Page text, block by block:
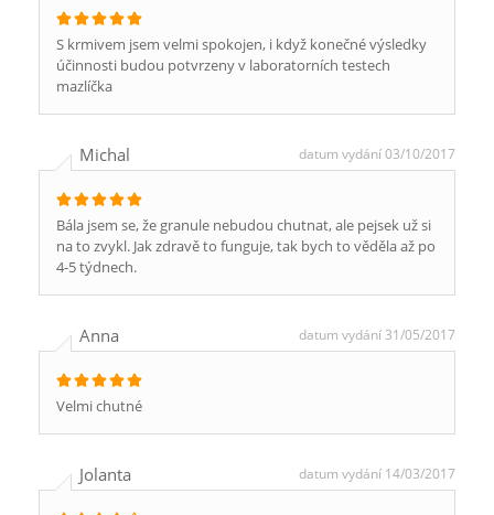
S krmivem jsem velmi spokojen, i když konečné výsledky
účinnosti budou potvrzeny v laboratorních testech
mazlíčka
Michal datum vydání 03/10/2017
Bála jsem se, že granule nebudou chutnat, ale pejsek už si
na to zvykl. Jak zdravě to funguje, tak bych to věděla až po
4-5 týdnech.
Anna datum vydání 31/05/2017
Velmi chutné
Jolanta datum vydání 14/03/2017